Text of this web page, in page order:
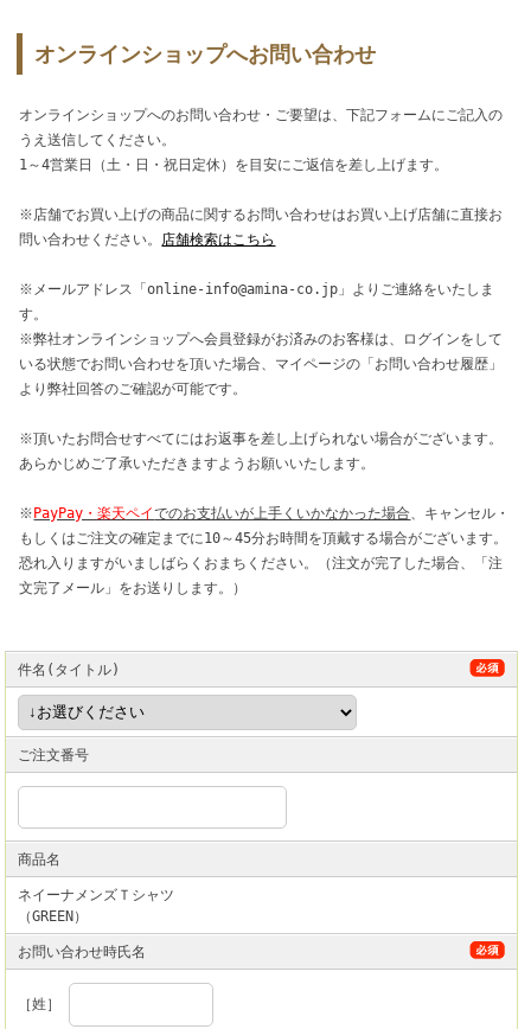
オンラインショップへお問い合わせ
オンラインショップへのお問い合わせ・ご要望は、下記フォームにご記入の
うえ送信してください。
1～4営業日（土・日・祝日定休）を目安にご返信を差し上げます。
※店舗でお買い上げの商品に関するお問い合わせはお買い上げ店舗に直接お
問い合わせください。 店舗検索はこちら
※メールアドレス「online-info@amina-co.jp」よりご連絡をいたしま
す。
※弊社オンラインショップへ会員登録がお済みのお客様は、ログインをして
いる状態でお問い合わせを頂いた場合、マイページの「お問い合わせ履歴」
より弊社回答のご確認が可能です。
※頂いたお問合せすべてにはお返事を差し上げられない場合がございます。
あらかじめご了承いただきますようお願いいたします。
※ PayPay・楽天ペイでのお支払いが上手くいかなかった場合、キャンセル・
もしくはご注文の確定までに10～45分お時間を頂戴する場合がございます。
恐れ入りますがいましばらくおまちください。（注文が完了した場合、「注
文完了メール」をお送りします。）
件名(タイトル)
ご注文番号
商品名
ネイーナメンズＴシャツ
（GREEN）
お問い合わせ時氏名
［姓］